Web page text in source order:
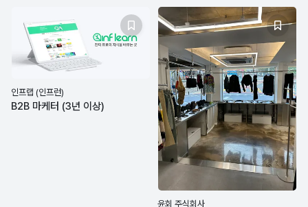
인프랩 (인프런)
B2B 마케터 (3년 이상)
윤회 주식회사